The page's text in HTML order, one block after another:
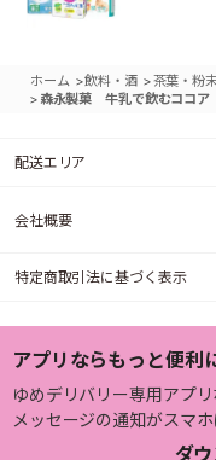
ホーム >飲料・酒 >茶葉・粉
> 森永製菓 牛乳で飲むココ
配送エリア
会社概要
特定商取引法に基づく表示
アプリならもっと便利
ゆめデリバリー専用アプリ
メッセージの通知がスマ
ダ